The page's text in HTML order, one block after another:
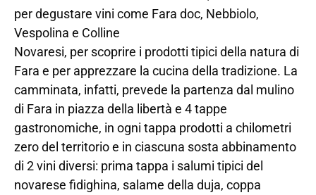
per degustare vini come Fara doc, Nebbiolo,
Vespolina e Colline
Novaresi, per scoprire i prodotti tipici della natura di
Fara e per apprezzare la cucina della tradizione. La
camminata, infatti, prevede la partenza dal mulino
di Fara in piazza della libertà e 4 tappe
gastronomiche, in ogni tappa prodotti a chilometri
zero del territorio e in ciascuna sosta abbinamento
di 2 vini diversi: prima tappa i salumi tipici del
novarese fidighina, salame della duja, coppa